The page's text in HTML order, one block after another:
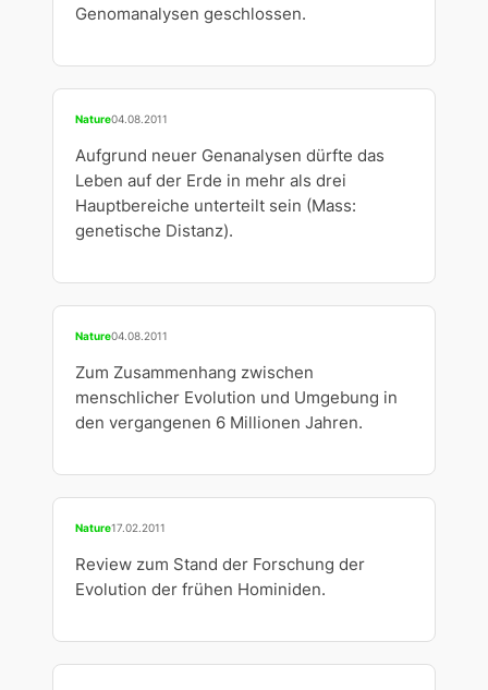
Genomanalysen geschlossen.
Nature04.08.2011
Aufgrund neuer Genanalysen dürfte das
Leben auf der Erde in mehr als drei
Hauptbereiche unterteilt sein (Mass:
genetische Distanz).
Nature04.08.2011
Zum Zusammenhang zwischen
menschlicher Evolution und Umgebung in
den vergangenen 6 Millionen Jahren.
Nature17.02.2011
Review zum Stand der Forschung der
Evolution der frühen Hominiden.